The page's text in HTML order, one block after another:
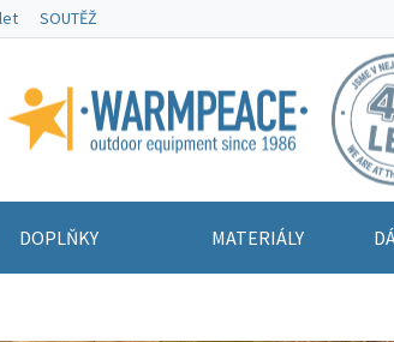
SOUTĚŽ
Warmpeace
DOPLŇKY MATERIÁLY